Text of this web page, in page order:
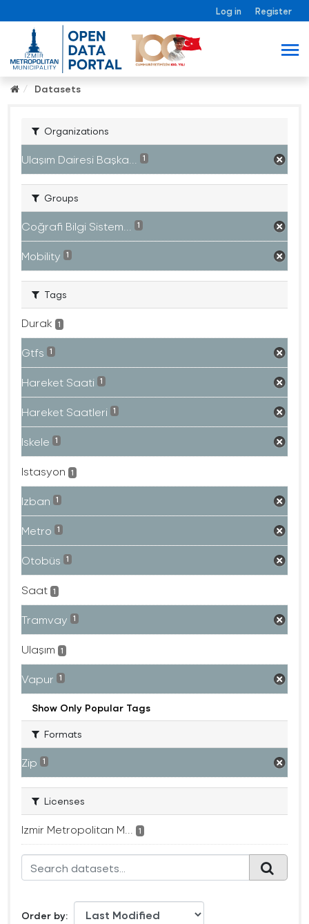
Log in Register
Datasets
Organizations
Ulaşım Dairesi Başka... 1
Groups
Coğrafi Bilgi Sistem... 1
Mobility 1
Tags
Durak 1
Gtfs 1
Hareket Saati 1
Hareket Saatleri 1
Iskele 1
Istasyon 1
Izban 1
Metro 1
Otobüs 1
Saat 1
Tramvay 1
Ulaşım 1
Vapur 1
Show Only Popular Tags
Formats
Zip 1
Licenses
Izmir Metropolitan M... 1
Order by